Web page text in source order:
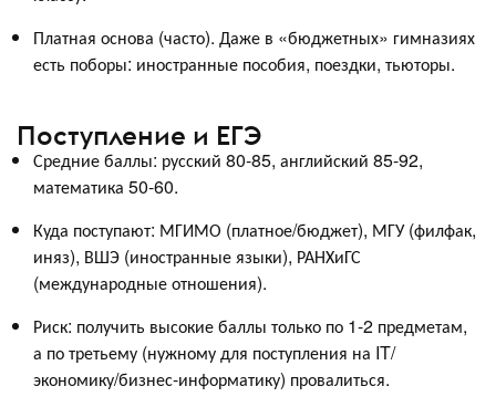
Платная основа (часто). Даже в «бюджетных» гимназиях
есть поборы: иностранные пособия, поездки, тьюторы.
Поступление и ЕГЭ
Средние баллы: русский 80-85, английский 85-92,
математика 50-60.
Куда поступают: МГИМО (платное/бюджет), МГУ (филфак,
иняз), ВШЭ (иностранные языки), РАНХиГС
(международные отношения).
Риск: получить высокие баллы только по 1-2 предметам,
а по третьему (нужному для поступления на IT/
экономику/бизнес-информатику) провалиться.